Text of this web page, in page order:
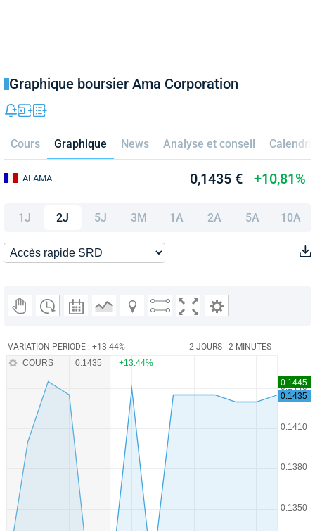
Graphique boursier Ama Corporation
Cours Graphique News Analyse et conseil
ALAMA 0,1435 € +10,81%
1J 2J 5J 3M 1A 2A 5A 10A
VARIATION PERIODE : +13.44% 2 JOURS - 2 MINUTES
COURS 0.1435 +13.44%